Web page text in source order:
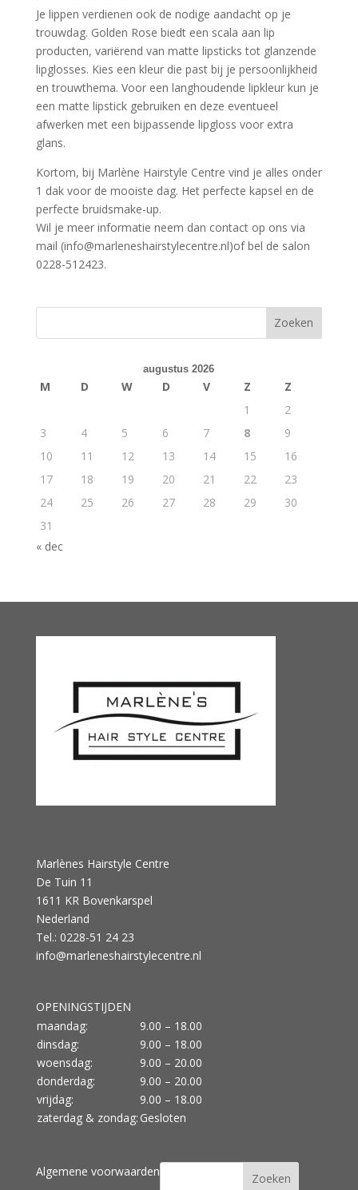
Je lippen verdienen ook de nodige aandacht op je
trouwdag. Golden Rose biedt een scala aan lip
producten, variërend van matte lipsticks tot glanzende
lipglosses. Kies een kleur die past bij je persoonlijkheid
en trouwthema. Voor een langhoudende lipkleur kun je
een matte lipstick gebruiken en deze eventueel
afwerken met een bijpassende lipgloss voor extra
glans.
Kortom, bij Marlène Hairstyle Centre vind je alles onder
1 dak voor de mooiste dag. Het perfecte kapsel en de
perfecte bruidsmake-up.
Wil je meer informatie neem dan contact op ons via
mail (info@marleneshairstylecentre.nl)of bel de salon
0228-512423.
Zoeken
augustus 2026
M D W D V Z
Z
1
2
3
4 5 6 7 8
9
10
11 12 13 14 15
16
17
18 19 20 21 22
23
24
25 26 27 28 29
30
31
« dec
Marlènes Hairstyle Centre
De Tuin 11
1611 KR Bovenkarspel
Nederland
Tel.: 0228-51 24 23
info@marleneshairstylecentre.nl
OPENINGSTIJDEN
maandag:
dinsdag:
woensdag:
donderdag:
vrijdag:
zaterdag & zondag:
9.00 – 18.00
9.00 – 18.00
9.00 – 20.00
9.00 – 20.00
9.00 – 18.00
Gesloten
Algemene voorwaarden